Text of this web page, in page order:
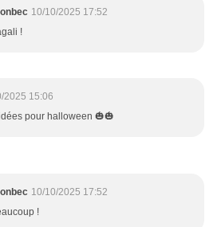
10/10/2025 17:52
!
2025 15:06
pour halloween 🎃🎃
10/10/2025 17:52
!